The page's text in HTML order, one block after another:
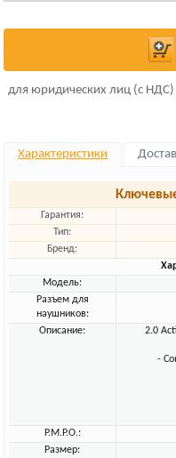
для юридических лиц (с НДС)
Характеристики
Гарантия:
Тип:
Бренд:
Модель:
Разъем для
наушников:
Описание:
2.0
-
P.M.P.O.:
Размер: